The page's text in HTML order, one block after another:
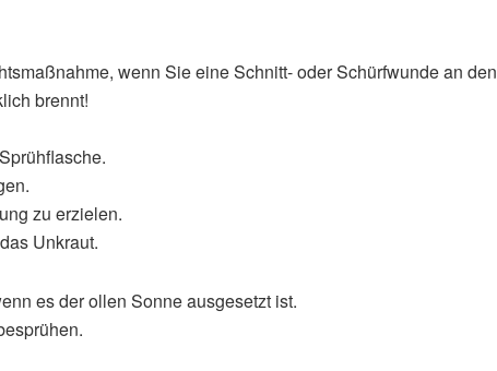
wenn Sie eine Schnitt- oder Schürfwunde an den
brennt!
zu erzielen.
Unkraut.
es der ollen Sonne ausgesetzt ist.